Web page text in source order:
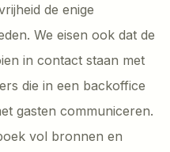
de enige
We eisen ook dat de
in contact staan met
die in een backoffice
gasten communiceren.
vol bronnen en